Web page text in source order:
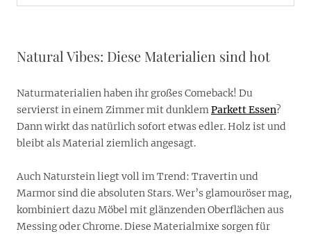
Natural Vibes: Diese Materialien sind hot
Naturmaterialien haben ihr großes Comeback! Du
servierst in einem Zimmer mit dunklemParkett Essen?
Dann wirkt das natürlich sofort etwas edler. Holz ist und
bleibt als Material ziemlich angesagt.
Auch Naturstein liegt voll im Trend: Travertin und
Marmor sind die absoluten Stars. Wer’s glamouröser mag,
kombiniert dazu Möbel mit glänzenden Oberflächen aus
Messing oder Chrome. Diese Materialmixe sorgen für